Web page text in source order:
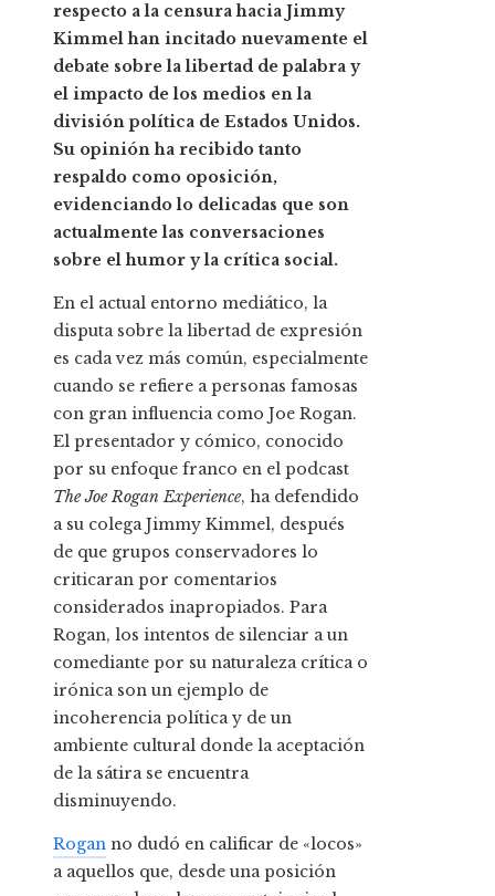
respecto a la censura hacia Jimmy
Kimmel han incitado nuevamente el
debate sobre la libertad de palabra y
el impacto de los medios en la
división política de Estados Unidos.
Su opinión ha recibido tanto
respaldo como oposición,
evidenciando lo delicadas que son
actualmente las conversaciones
sobre el humor y la crítica social.
En el actual entorno mediático, la
disputa sobre la libertad de expresión
es cada vez más común, especialmente
cuando se refiere a personas famosas
con gran influencia como Joe Rogan.
El presentador y cómico, conocido
por su enfoque franco en el podcast
The Joe Rogan Experience, ha defendido
a su colega Jimmy Kimmel, después
de que grupos conservadores lo
criticaran por comentarios
considerados inapropiados. Para
Rogan, los intentos de silenciar a un
comediante por su naturaleza crítica o
irónica son un ejemplo de
incoherencia política y de un
ambiente cultural donde la aceptación
de la sátira se encuentra
disminuyendo.
Rogan no dudó en calificar de «locos»
a aquellos que, desde una posición